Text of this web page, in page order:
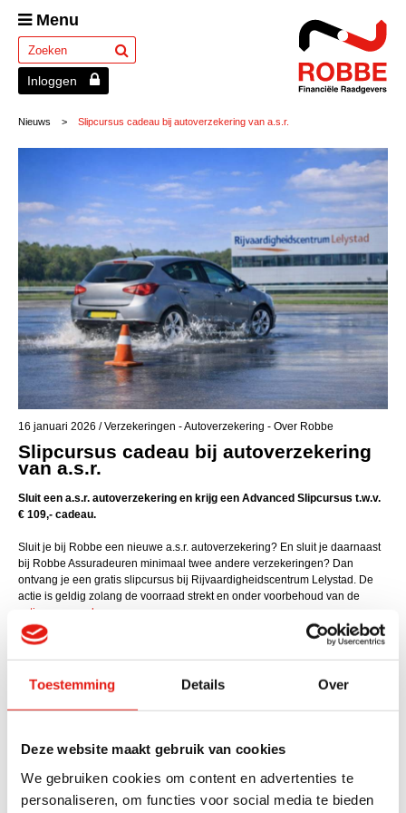
Toestemming Details Over
Deze website maakt gebruik van cookies
We gebruiken cookies om content en advertenties te
personaliseren, om functies voor social media te bieden
Menu
Inloggen
Nieuws > Slipcursus cadeau bij autoverzekering van a.s.r.
16 januari 2026 / Verzekeringen - Autoverzekering - Over Robbe
Slipcursus cadeau bij autoverzekering
van a.s.r.
Sluit een a.s.r. autoverzekering en krijg een Advanced Slipcursus t.w.v.
€ 109,- cadeau.
Sluit je bij Robbe een nieuwe a.s.r. autoverzekering? En sluit je daarnaast
bij Robbe Assuradeuren minimaal twee andere verzekeringen? Dan
ontvang je een gratis slipcursus bij Rijvaardigheidscentrum Lelystad. De
actie is geldig zolang de voorraad strekt en onder voorbehoud van de
actievoorwaarden.
De Advanced Slipcursus is een drie uur durende
slipcursus/rijvaardigheidstraining onder begeleiding van de beste
instructeurs van Nederland. Tijdens deze cursus leren zij je de basis om
gevaren in het dagelijkse verkeer te herkennen en te vermijden. De
training bestaat uit het maximale uit het remsysteem halen tijdens de
controle krijgen vanuit een achterwielslip.
Op deze actie zijn actievoorwaarden van toepassing. Bekijk de
zijn telefonisch bereikbaar via 0162 45 22 00 of per e-mail via